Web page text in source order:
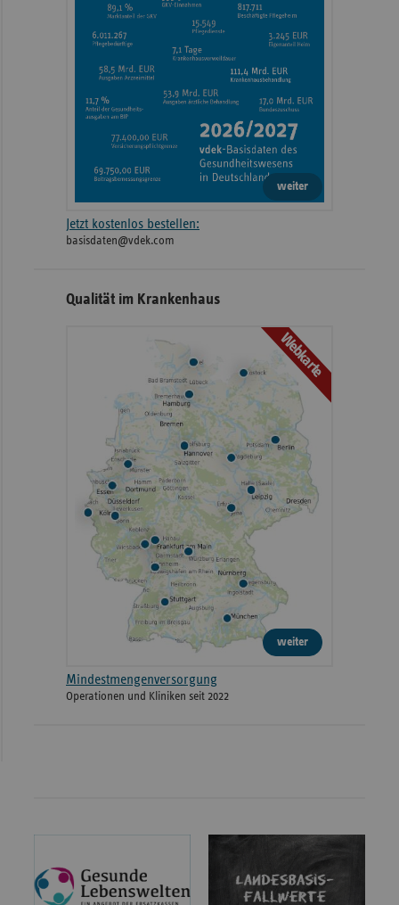
weiter
Jetzt kostenlos bestellen:
basisdaten@vdek.com
Qualität im Krankenhaus
Webkarte
weiter
Mindestmengenversorgung
Operationen und Kliniken seit 2022